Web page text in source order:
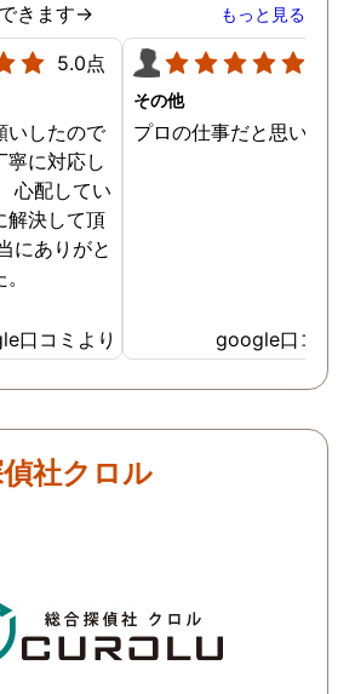
きます→ もっと見る
5.0点
いしたので
寧に対応し
心配してい
解決して頂
にありがと
口コミより
その他
プロの仕事だと思います
google口コミ
社クロル